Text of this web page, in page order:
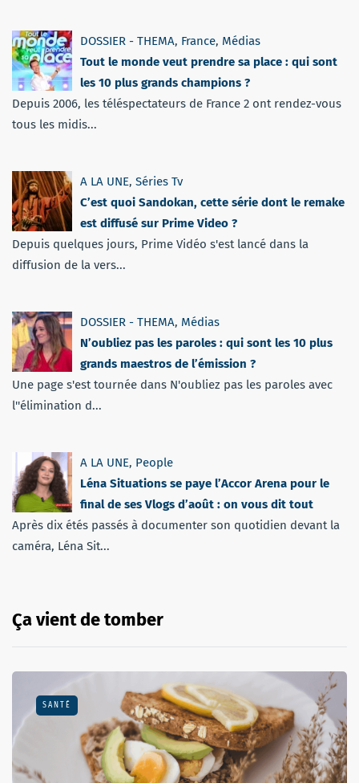
DOSSIER - THEMA, France, Médias
Tout le monde veut prendre sa place : qui sont
les 10 plus grands champions ?
Depuis 2006, les téléspectateurs de France 2 ont rendez-vous
tous les midis...
A LA UNE, Séries Tv
C’est quoi Sandokan, cette série dont le remake
est diffusé sur Prime Video ?
Depuis quelques jours, Prime Vidéo s'est lancé dans la
diffusion de la vers...
DOSSIER - THEMA, Médias
N’oubliez pas les paroles : qui sont les 10 plus
grands maestros de l’émission ?
Une page s'est tournée dans N'oubliez pas les paroles avec
l''élimination d...
A LA UNE, People
Léna Situations se paye l’Accor Arena pour le
final de ses Vlogs d’août : on vous dit tout
Après dix étés passés à documenter son quotidien devant la
caméra, Léna Sit...
Ça vient de tomber
SANTÉ